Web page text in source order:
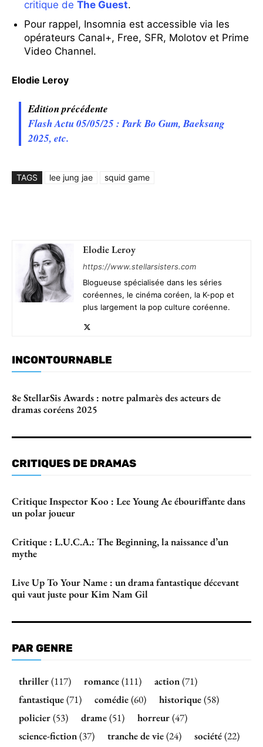
critique de The Guest.
Pour rappel, Insomnia est accessible via les
opérateurs Canal+, Free, SFR, Molotov et Prime
Video Channel.
Elodie Leroy
Edition précédente
Flash Actu 05/05/25 : Park Bo Gum, Baeksang
2025, etc.
TAGS lee jung jae squid game
Elodie Leroy
https://www.stellarsisters.com
Blogueuse spécialisée dans les séries
coréennes, le cinéma coréen, la K-pop et
plus largement la pop culture coréenne.
INCONTOURNABLE
8e StellarSis Awards : notre palmarès des acteurs de
dramas coréens 2025
CRITIQUES DE DRAMAS
Critique Inspector Koo : Lee Young Ae ébouriffante dans
un polar joueur
Critique : L.U.C.A.: The Beginning, la naissance d’un
mythe
Live Up To Your Name : un drama fantastique décevant
qui vaut juste pour Kim Nam Gil
PAR GENRE
thriller(117) romance(111) action(71)
fantastique(71) comédie(60) historique(58)
policier(53) drame(51) horreur(47)
science-fiction(37) tranche de vie(24) société(22)